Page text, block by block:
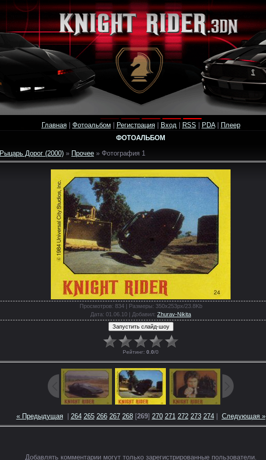
Главная| Фотоальбом Регистрация| Вход| RSS PDA| Плеер
ФОТОАЛЬБОМ
Рыцарь Дорог (2000) » Прочее » Фотография 1
Просмотров: 834 | Размеры: 350x253px/23.8Kb
Дата: 01.06.10 | Добавил: Zhurav-Nikita
Рейтинг: 0.0/0
« Предыдущая| 264 265 266 267 268[269] 270 271 272 273 274| Следующая »
Добавлять комментарии могут только зарегистрированные пользователи.